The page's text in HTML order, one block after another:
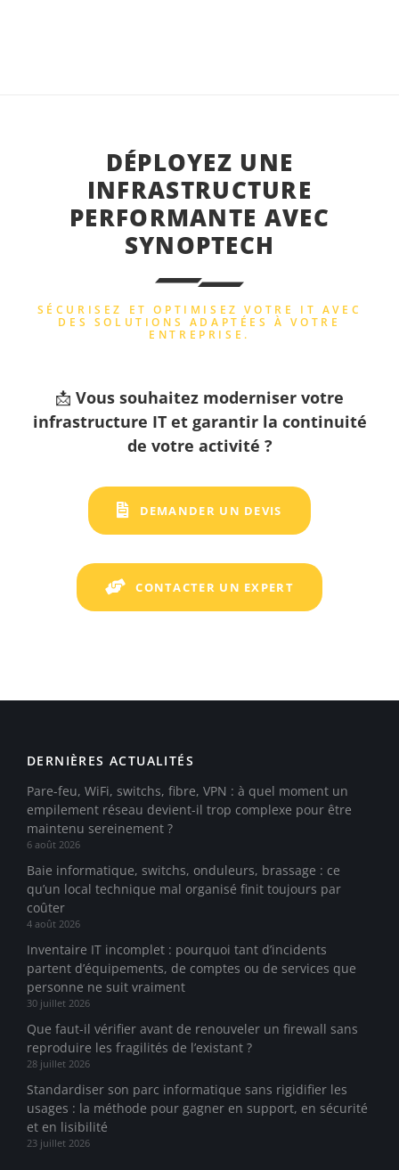
DÉPLOYEZ UNE
INFRASTRUCTURE
PERFORMANTE AVEC
SYNOPTECH
SÉCURISEZ ET OPTIMISEZ VOTRE IT AVEC
DES SOLUTIONS ADAPTÉES À VOTRE
ENTREPRISE.
📩 Vous souhaitez moderniser votre
infrastructure IT et garantir la continuité
de votre activité ?
DEMANDER UN DEVIS
CONTACTER UN EXPERT
DERNIÈRES ACTUALITÉS
Pare-feu, WiFi, switchs, fibre, VPN : à quel moment un
empilement réseau devient-il trop complexe pour être
maintenu sereinement ?
6 août 2026
Baie informatique, switchs, onduleurs, brassage : ce
qu’un local technique mal organisé finit toujours par
coûter
4 août 2026
Inventaire IT incomplet : pourquoi tant d’incidents
partent d’équipements, de comptes ou de services que
personne ne suit vraiment
30 juillet 2026
Que faut-il vérifier avant de renouveler un firewall sans
reproduire les fragilités de l’existant ?
28 juillet 2026
Standardiser son parc informatique sans rigidifier les
usages : la méthode pour gagner en support, en sécurité
et en lisibilité
23 juillet 2026